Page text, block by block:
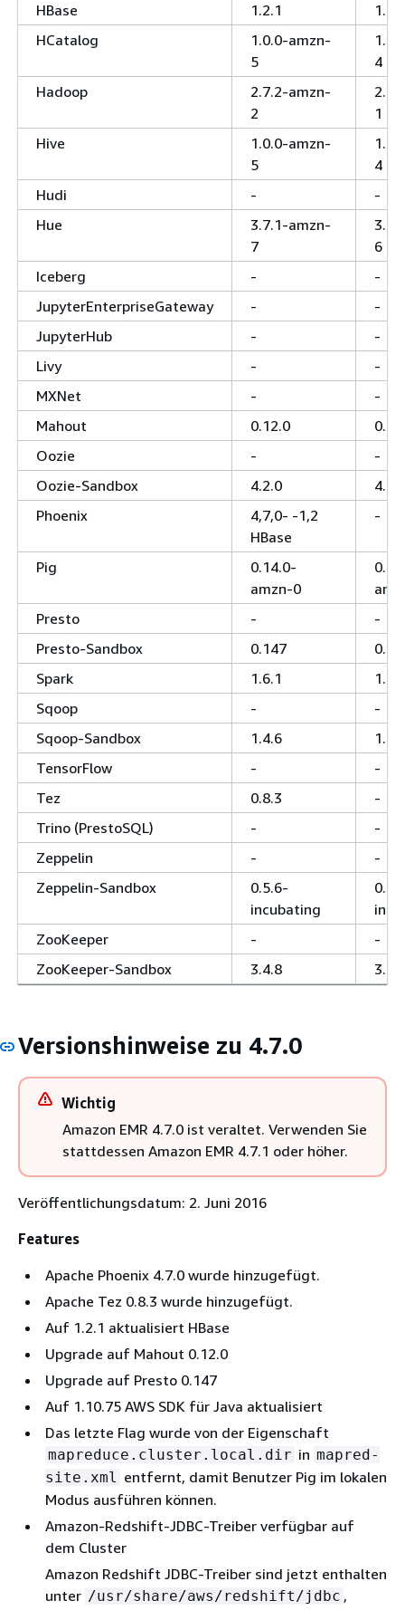
HBase
1.2.1
1.2.0
HCatalog
1.0.0-amzn-
5
4
Hadoop
2.7.2-amzn-
2
1
Hive
1.0.0-amzn-
5
4
Hudi
-
-
Hue
3.7.1-amzn-
7
6
Iceberg
-
-
JupyterEnterpriseGateway
-
-
JupyterHub
-
-
Livy
-
-
MXNet
-
-
Mahout
0.12.0
Oozie
-
-
Oozie-Sandbox
4.2.0
4.2.0
Phoenix
4,7,0- -1,2
HBase
-
Pig
0.14.0-
amzn-0
Presto
-
-
Presto-Sandbox
0.147
Spark
1.6.1
1.6.1
Sqoop
-
-
Sqoop-Sandbox
1.4.6
1.4.6
TensorFlow
-
-
Tez
0.8.3
-
Trino (PrestoSQL)
-
-
Zeppelin
-
-
Zeppelin-Sandbox
0.5.6-
incubating
ZooKeeper
-
-
ZooKeeper-Sandbox
3.4.8 3.4.8
Versionshinweise zu 4.7.0
Wichtig
Amazon EMR 4.7.0 ist veraltet. Verwenden Sie
stattdessen Amazon EMR 4.7.1 oder höher.
Veröffentlichungsdatum: 2. Juni 2016
Features
Apache Phoenix 4.7.0 wurde hinzugefügt.
Apache Tez 0.8.3 wurde hinzugefügt.
Auf 1.2.1 aktualisiert HBase
Upgrade auf Mahout 0.12.0
Upgrade auf Presto 0.147
Auf 1.10.75 AWS SDK für Java aktualisiert
Das letzte Flag wurde von der Eigenschaft
mapreduce.cluster.local.dir in mapred-
site.xml entfernt, damit Benutzer Pig im lokalen
Modus ausführen können.
Amazon-Redshift-JDBC-Treiber verfügbar auf
dem Cluster
Amazon Redshift JDBC-Treiber sind jetzt enthalten
unter /usr/share/aws/redshift/jdbc ,